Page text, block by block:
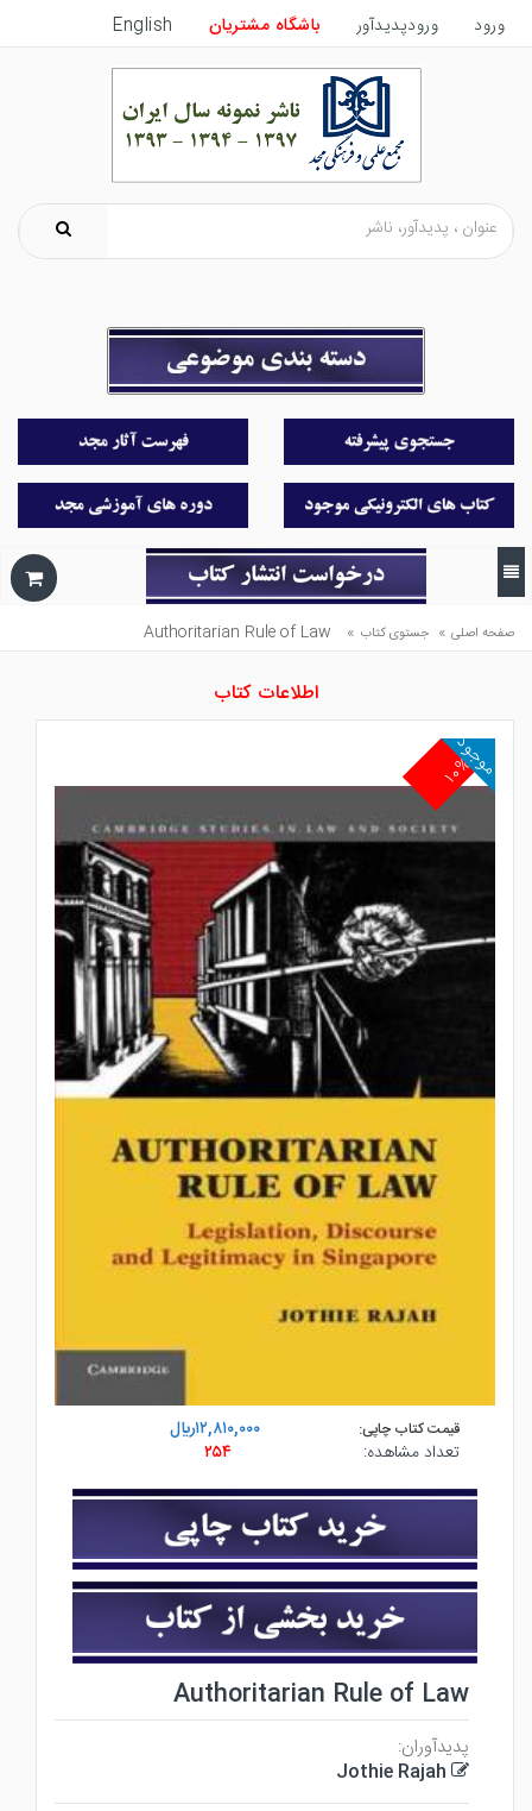
ورود ورودپدیدآور باشگاه مشتریان English
صفحه اصلی » جستوی کتاب »
Authoritarian Rule of Law
اطلاعات کتاب
۱۰%
موجود
قیمت کتاب چاپی:
۱۲,۸۱۰,۰۰۰ريال
تعداد مشاهده:
۲۵۴
Authoritarian Rule of Law
پدیدآوران:
Jothie Rajah